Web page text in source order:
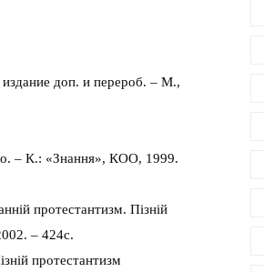
доп. и перероб. – М.,
– К.: «Знання», КОО, 1999.
протестантизм. Пізній
– 424с.
протестантизм